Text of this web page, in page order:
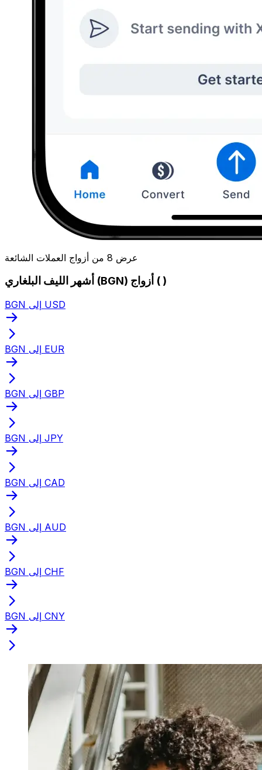
عرض 8 من أزواج العملات الشائعة
أشهر الليف البلغاري (BGN) أزواج ( )
BGN إلى USD
BGN إلى EUR
BGN إلى GBP
BGN إلى JPY
BGN إلى CAD
BGN إلى AUD
BGN إلى CHF
BGN إلى CNY